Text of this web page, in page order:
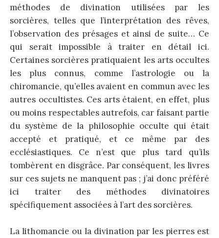
méthodes de divination utilisées par les
sorcières, telles que l’interprétation des rêves,
l’observation des présages et ainsi de suite… Ce
qui serait impossible à traiter en détail ici.
Certaines sorcières pratiquaient les arts occultes
les plus connus, comme l’astrologie ou la
chiromancie, qu’elles avaient en commun avec les
autres occultistes. Ces arts étaient, en effet, plus
ou moins respectables autrefois, car faisant partie
du système de la philosophie occulte qui était
accepté et pratiqué, et ce même par des
ecclésiastiques. Ce n’est que plus tard qu’ils
tombèrent en disgrâce. Par conséquent, les livres
sur ces sujets ne manquent pas ; j’ai donc préféré
ici traiter des méthodes divinatoires
spécifiquement associées à l’art des sorcières.
La lithomancie ou la divination par les pierres est